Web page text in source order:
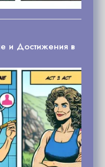
и Достижения в